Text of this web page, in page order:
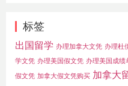
标签
出国留学 办理加拿大文凭 办理杜
学文凭 办理美国假文凭 办理美国成绩
假文凭 加拿大假文凭购买 加拿大